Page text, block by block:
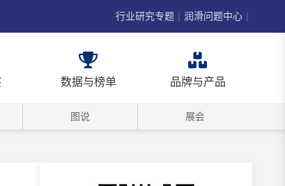
行业研究专题 | 润滑问题中心 |
数据与榜单 品牌与产品
图说 展会